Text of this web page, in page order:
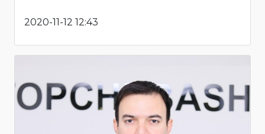
2020-11-12 12:43